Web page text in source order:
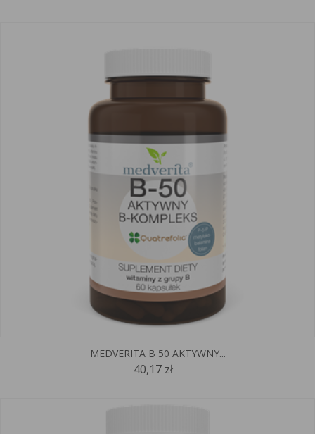
MEDVERITA B 50 AKTYWNY...
40,17 zł